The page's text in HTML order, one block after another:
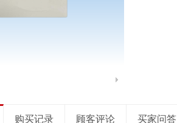
购买记录 顾客评论 买家问答